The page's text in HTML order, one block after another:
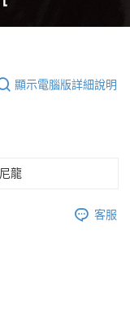
顯示電腦版詳細說明
龍
客服